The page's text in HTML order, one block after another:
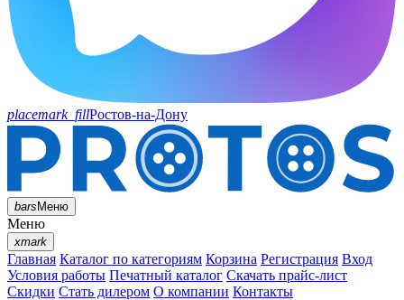
placemark_fillРостов-на-Дону
barsМеню
Меню
xmark
Главная Каталог по категориям Корзина Регистрация Вход
Условия работы Печатный каталог Скачать прайс-лист
Скидки Стать дилером О компании Контакты